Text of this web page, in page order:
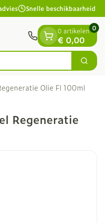
Snelle beschikbaarheid
Zoek
0 artikelen
€ 0,00
0
Olie Fl 100ml
Regeneratie